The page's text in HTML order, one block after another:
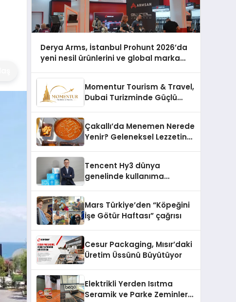
Derya Arms, İstanbul Prohunt 2026’da
yeni nesil ürünlerini ve global marka
Momentur Tourism & Travel,
Dubai Turizminde Güçlü
Çakallı’da Menemen Nerede
Yenir? Geleneksel Lezzetin
Tencent Hy3 dünya
genelinde kullanıma
Mars Türkiye’den “Köpeğini
İşe Götür Haftası” çağrısı
Cesur Packaging, Mısır’daki
Üretim Üssünü Büyütüyor
Elektrikli Yerden Isıtma
Seramik ve Parke Zeminler